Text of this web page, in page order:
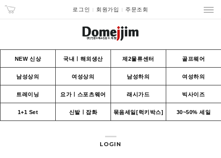
로그인 회원가입 주문조회
NEW 신상 국내ㅣ해외생산 제2물류센터 골프웨어
남성상의 여성상의 남성하의 여성하의
트레이닝 요가ㅣ스포츠웨어 래시가드 빅사이즈
1+1 Set 신발ㅣ잡화 묶음세일[럭키박스] 30~50% 세일
LOGIN